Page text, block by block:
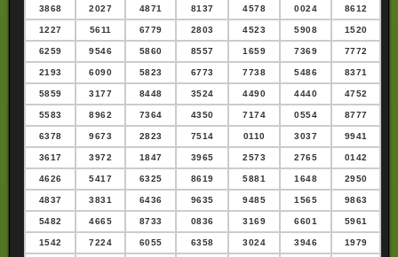
3868 2027 4871 8137 4578 0024 8612
1227 5611 6779 2803 4523 5908 1520
6259 9546 5860 8557 1659 7369 7772
2193 6090 5823 6773 7738 5486 8371
5859 3177 8448 3524 4490 4440 4752
5583 8962 7364 4350 7174 0554 8777
6378 9673 2823 7514 0110 3037 9941
3617 3972 1847 3965 2573 2765 0142
4626 5417 6325 8619 5881 1648 2950
4837 3831 6436 9635 9485 1565 9863
5482 4665 8733 0836 3169 6601 5961
1542 7224 6055 6358 3024 3946 1979